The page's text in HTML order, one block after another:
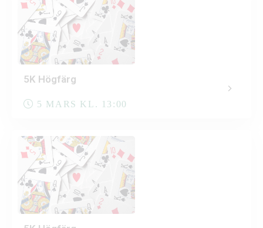
5K Högfärg
5 MARS KL. 13:00